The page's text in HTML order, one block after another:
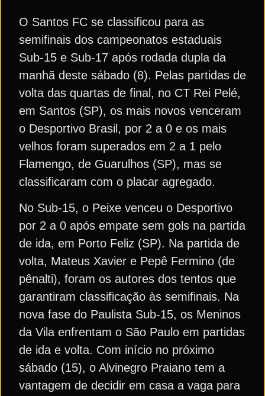
O Santos FC se classificou para as
semifinais dos campeonatos estaduais
Sub-15 e Sub-17 após rodada dupla da
manhã deste sábado (8). Pelas partidas de
volta das quartas de final, no CT Rei Pelé,
em Santos (SP), os mais novos venceram
o Desportivo Brasil, por 2 a 0 e os mais
velhos foram superados em 2 a 1 pelo
Flamengo, de Guarulhos (SP), mas se
classificaram com o placar agregado.
No Sub-15, o Peixe venceu o Desportivo
por 2 a 0 após empate sem gols na partida
de ida, em Porto Feliz (SP). Na partida de
volta, Mateus Xavier e Pepê Fermino (de
pênalti), foram os autores dos tentos que
garantiram classificação às semifinais. Na
nova fase do Paulista Sub-15, os Meninos
da Vila enfrentam o São Paulo em partidas
de ida e volta. Com início no próximo
sábado (15), o Alvinegro Praiano tem a
vantagem de decidir em casa a vaga para